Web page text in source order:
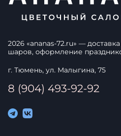
2026 «ananas-72.ru» —
шаров, оформление
г. Тюмень, ул. Малыгина, 75
8 (904) 493-92-92